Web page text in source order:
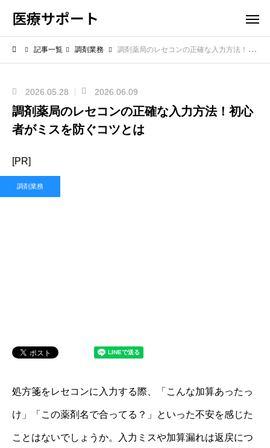
医療サポート
記事一覧 調剤業務 調剤薬局のレセコンの正確な入力方法！初心者がミスを防ぐコツとは
2026.05.28 2026.06.09
調剤薬局のレセコンの正確な入力方法！初心
者がミスを防ぐコツとは
[PR]
調剤業務
処方箋をレセコンに入力する際、「こんな加算あったっ
け」「この薬剤名で合ってる？」といった不安を感じた
ことはないでしょうか。入力ミスや加算漏れは返戻につ